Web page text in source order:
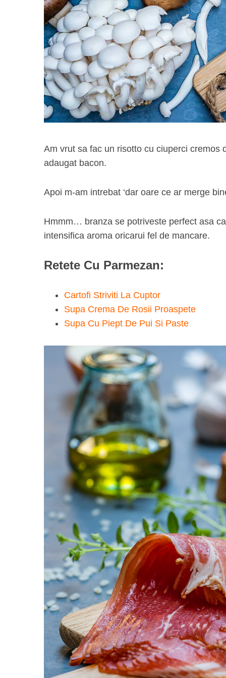
Am vrut sa fac un risotto cu ciuperci cremos
adaugat bacon.
Apoi m-am intrebat ‘dar oare ce ar merge
Hmmm… branza se potriveste perfect asa
intensifica aroma oricarui fel de mancare.
Retete Cu Parmezan:
Cartofi Striviti La Cuptor
Supa Crema De Rosii Proaspete
Supa Cu Piept De Pui Si Paste